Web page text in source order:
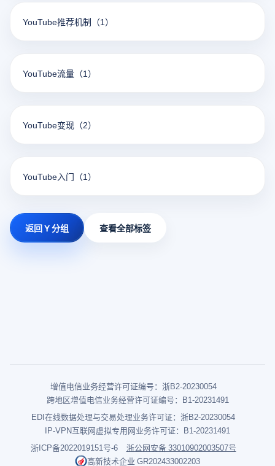
YouTube推荐机制 （1）
YouTube流量 （1）
YouTube变现 （2）
YouTube入门 （1）
返回 Y 分组 查看全部标签
增值电信业务经营许可证编号：浙B2-20230054
跨地区增值电信业务经营许可证编号：B1-20231491
EDI在线数据处理与交易处理业务许可证：浙B2-20230054
IP-VPN互联网虚拟专用网业务许可证：B1-20231491
浙ICP备2022019151号-6
浙公网安备 33010902003507号
高新技术企业 GR202433002203